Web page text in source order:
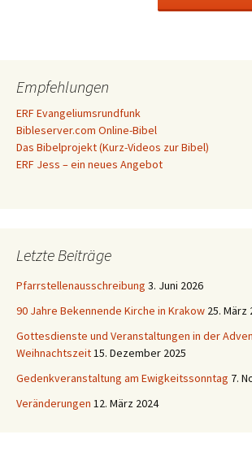
Empfehlungen
ERF Evangeliumsrundfunk
Bibleserver.com Online-Bibel
Das Bibelprojekt (Kurz-Videos zur Bibel)
ERF Jess – ein neues Angebot
Letzte Beiträge
Pfarrstellenausschreibung 3. Juni 2026
90 Jahre Bekennende Kirche in Krakow 25. März
Gottesdienste und Veranstaltungen in der
Weihnachtszeit15. Dezember 2025
Gedenkveranstaltung am Ewigkeitssonntag 7.
Veränderungen 12. März 2024